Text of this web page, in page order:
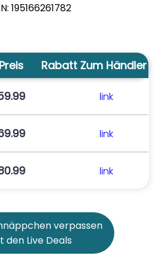
195166261782
Preis Rabatt Zum Händler
link
link
link
verpassen
den Live Deals